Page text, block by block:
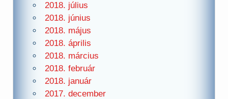
2018. július
2018. június
2018. május
2018. április
2018. március
2018. február
2018. január
2017. december